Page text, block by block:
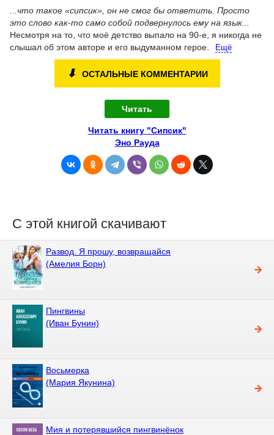
...что такое «сипсик», он не смог бы ответить. Просто
это слово как-то само собой подвернулось ему на язык...
Несмотря на то, что моё детство выпало на 90-е, я никогда не
слышал об этом авторе и его выдуманном герое.
Ещё
⬇ ОСТАЛЬНЫЕ КОММЕНТАРИИ
Читать
Читать книгу "Сипсик"
Эно Рауда
С этой книгой скачивают
Развод. Я прошу, возвращайся
(Амелия Борн)
Пингвины
(Иван Бунин)
Восьмерка
(Мария Якунина)
Мия и потерявшийся пингвинёнок